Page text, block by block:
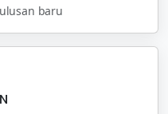
baru